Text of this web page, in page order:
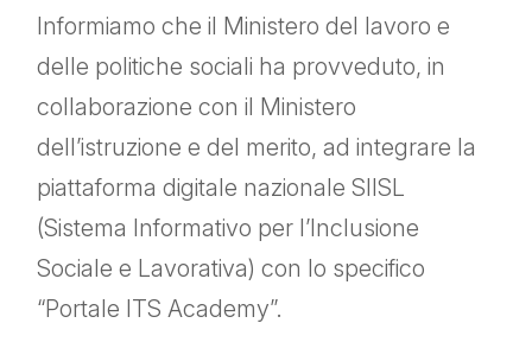
Informiamo che il Ministero del lavoro e
delle politiche sociali ha provveduto, in
collaborazione con il Ministero
dell’istruzione e del merito, ad integrare la
piattaforma digitale nazionale SIISL
(Sistema Informativo per l’Inclusione
Sociale e Lavorativa) con lo specifico
“Portale ITS Academy”.